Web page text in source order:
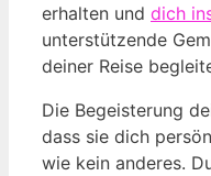
erhalten und dich
unterstützende
deiner Reise
Die Begeisterung
dass sie dich
wie kein anderes.